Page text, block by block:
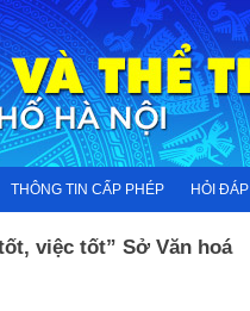
THÔNG TIN CẤP PHÉP HỎI ĐÁP
việc tốt” Sở Văn hoá